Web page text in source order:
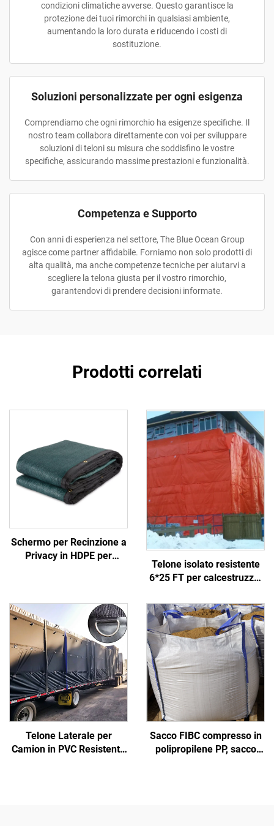
condizioni climatiche avverse. Questo garantisce la
protezione dei tuoi rimorchi in qualsiasi ambiente,
aumentando la loro durata e riducendo i costi di
sostituzione.
Soluzioni personalizzate per ogni esigenza
Comprendiamo che ogni rimorchio ha esigenze specifiche. Il
nostro team collabora direttamente con voi per sviluppare
soluzioni di teloni su misura che soddisfino le vostre
specifiche, assicurando massime prestazioni e funzionalità.
Competenza e Supporto
Con anni di esperienza nel settore, The Blue Ocean Group
agisce come partner affidabile. Forniamo non solo prodotti di
alta qualità, ma anche competenze tecniche per aiutarvi a
scegliere la telona giusta per il vostro rimorchio,
garantendovi di prendere decisioni informate.
Prodotti correlati
Schermo per Recinzione a
Privacy in HDPE per
Telone isolato resistente
6*25 FT per calcestruzzo,
durevole
Telone Laterale per
Camion in PVC Resistente
Sacco FIBC compresso in
polipropilene PP, sacco